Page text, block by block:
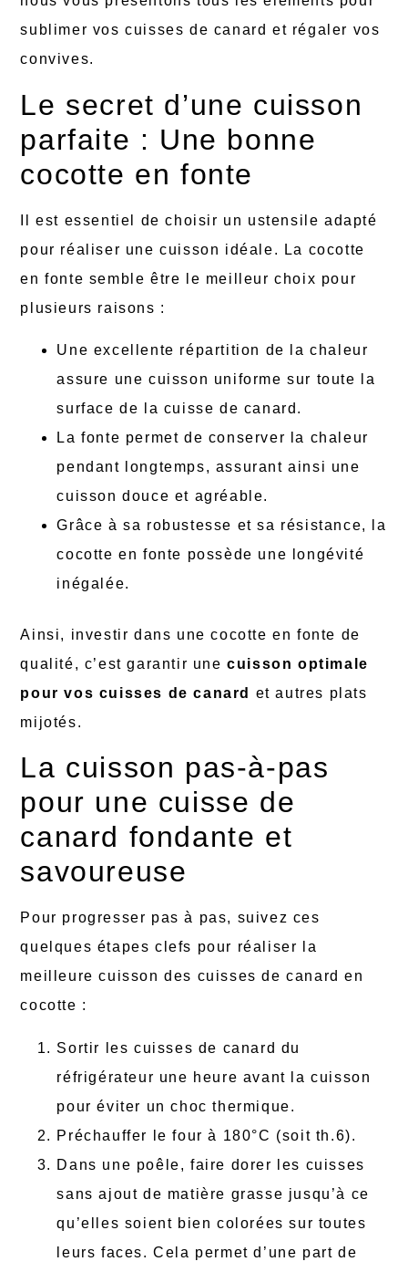
sublimer vos cuisses de canard et régaler vos
convives.
Le secret d’une cuisson
parfaite : Une bonne
cocotte en fonte
Il est essentiel de choisir un ustensile adapté
pour réaliser une cuisson idéale. La cocotte
en fonte semble être le meilleur choix pour
plusieurs raisons :
Une excellente répartition de la chaleur
assure une cuisson uniforme sur toute la
surface de la cuisse de canard.
La fonte permet de conserver la chaleur
pendant longtemps, assurant ainsi une
cuisson douce et agréable.
Grâce à sa robustesse et sa résistance, la
cocotte en fonte possède une longévité
inégalée.
Ainsi, investir dans une cocotte en fonte de
qualité, c’est garantir unecuisson optimale
pour vos cuisses de canard
et autres plats
mijotés.
La cuisson pas-à-pas
pour une cuisse de
canard fondante et
savoureuse
Pour progresser pas à pas, suivez ces
quelques étapes clefs pour réaliser la
meilleure cuisson des cuisses de canard en
cocotte :
Sortir les cuisses de canard du
réfrigérateur une heure avant la cuisson
pour éviter un choc thermique.
Préchauffer le four à 180°C (soit th.6).
Dans une poêle, faire dorer les cuisses
sans ajout de matière grasse jusqu’à ce
qu’elles soient bien colorées sur toutes
leurs faces. Cela permet d’une part de